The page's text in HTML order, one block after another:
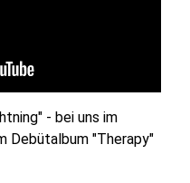
- bei uns im
Debütalbum "Therapy"